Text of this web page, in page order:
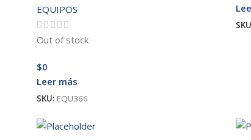
EQUIPOS
Out of stock
$0
Leer más
SKU: EQU366